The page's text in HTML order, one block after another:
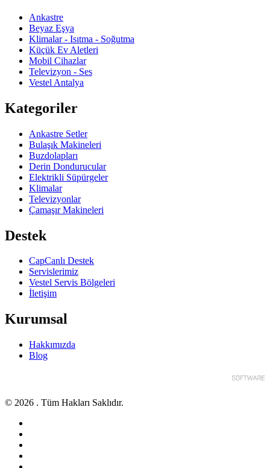
Ankastre
Beyaz Eşya
Klimalar - Isıtma - Soğutma
Küçük Ev Aletleri
Mobil Cihazlar
Televizyon - Ses
Vestel Antalya
Kategoriler
Ankastre Setler
Bulaşık Makineleri
Buzdolapları
Derin Dondurucular
Elektrikli Süpürgeler
Klimalar
Televizyonlar
Çamaşır Makineleri
Destek
CapCanlı Destek
Servislerimiz
Vestel Servis Bölgeleri
İletişim
Kurumsal
Hakkımızda
Blog
© 2026 . Tüm Hakları Saklıdır.